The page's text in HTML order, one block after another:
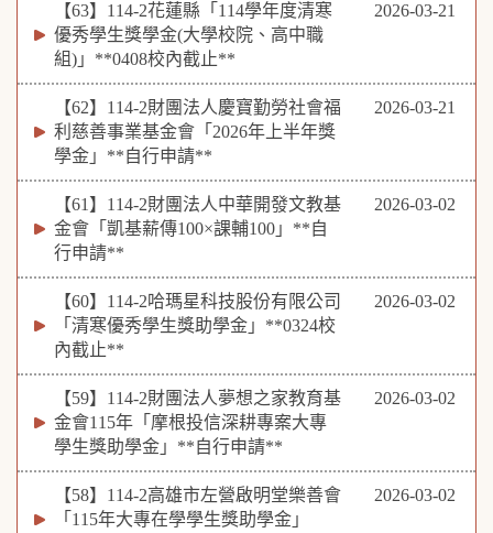
【63】114-2花蓮縣「114學年度清寒
優秀學生獎學金(大學校院、高中職
組)」**0408校內截止**
2026-03-21
【62】114-2財團法人慶寶勤勞社會福
利慈善事業基金會「2026年上半年獎
學金」**自行申請**
2026-03-21
【61】114-2財團法人中華開發文教基
金會「凱基薪傳100×課輔100」**自
行申請**
2026-03-02
【60】114-2哈瑪星科技股份有限公司
「清寒優秀學生獎助學金」**0324校
內截止**
2026-03-02
【59】114-2財團法人夢想之家教育基
金會115年「摩根投信深耕專案大專
學生獎助學金」**自行申請**
2026-03-02
【58】114-2高雄市左營啟明堂樂善會
「115年大專在學學生獎助學金」
2026-03-02